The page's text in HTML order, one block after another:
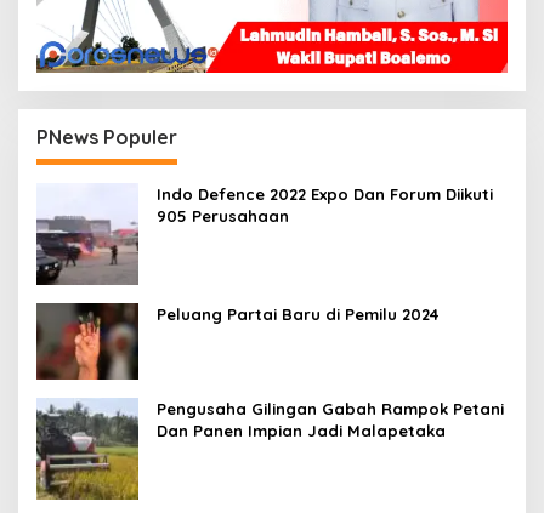
PNews Populer
Indo Defence 2022 Expo Dan Forum Diikuti
905 Perusahaan
Peluang Partai Baru di Pemilu 2024
Pengusaha Gilingan Gabah Rampok Petani
Dan Panen Impian Jadi Malapetaka